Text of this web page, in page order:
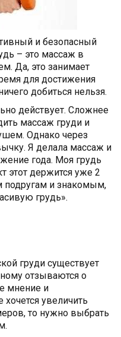
и безопасный
– это массаж в
Да, это занимает
для достижения
добиться нельзя.
действует. Сложнее
массаж груди и
Однако через
Я делала массаж и
года. Моя грудь
этот держится уже 2
подругам и знакомым,
грудь».
груди существует
отзываются о
мнение и
увеличить
то нужно выбрать